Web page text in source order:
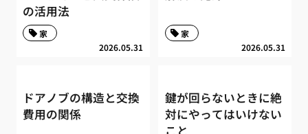
の活用法
2026.05.31
家
2026.05.31
家
ドアノブの構造と交換
費用の関係
鍵が回らないときに絶
対にやってはいけない
こと